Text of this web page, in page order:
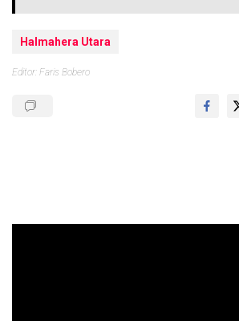
Halmahera Utara
Editor: Faris Bobero